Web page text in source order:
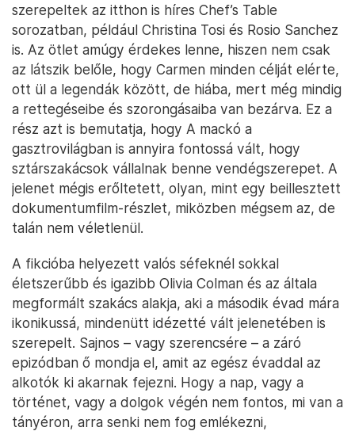
szerepeltek az itthon is híres Chef’s Table
sorozatban, például Christina Tosi és Rosio Sanchez
is. Az ötlet amúgy érdekes lenne, hiszen nem csak
az látszik belőle, hogy Carmen minden célját elérte,
ott ül a legendák között, de hiába, mert még mindig
a rettegéseibe és szorongásaiba van bezárva. Ez a
rész azt is bemutatja, hogy A mackó a
gasztrovilágban is annyira fontossá vált, hogy
sztárszakácsok vállalnak benne vendégszerepet. A
jelenet mégis erőltetett, olyan, mint egy beillesztett
dokumentumfilm-részlet, miközben mégsem az, de
talán nem véletlenül.
A fikcióba helyezett valós séfeknél sokkal
életszerűbb és igazibb Olivia Colman és az általa
megformált szakács alakja, aki a második évad mára
ikonikussá, mindenütt idézetté vált jelenetében is
szerepelt. Sajnos – vagy szerencsére – a záró
epizódban ő mondja el, amit az egész évaddal az
alkotók ki akarnak fejezni. Hogy a nap, vagy a
történet, vagy a dolgok végén nem fontos, mi van a
tányéron, arra senki nem fog emlékezni,